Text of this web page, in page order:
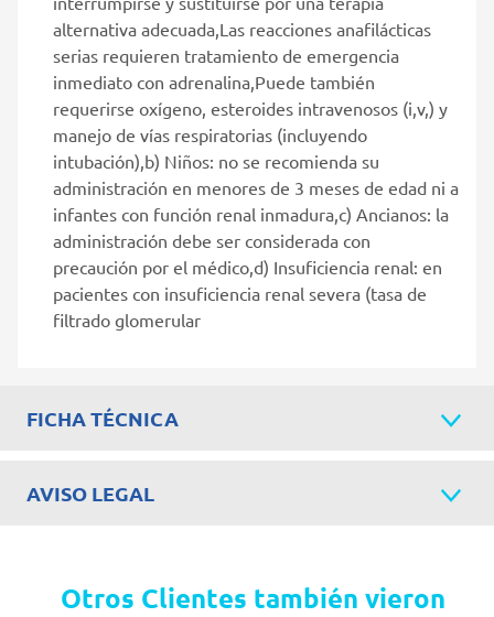
alternativa adecuada,Las reacciones anafilácticas
serias requieren tratamiento de emergencia
inmediato con adrenalina,Puede también
requerirse oxígeno, esteroides intravenosos (i,v,) y
manejo de vías respiratorias (incluyendo
intubación),b) Niños: no se recomienda su
administración en menores de 3 meses de edad ni a
infantes con función renal inmadura,c) Ancianos: la
administración debe ser considerada con
precaución por el médico,d) Insuficiencia renal: en
pacientes con insuficiencia renal severa (tasa de
filtrado glomerular
FICHA TÉCNICA
AVISO LEGAL
Otros Clientes también vieron